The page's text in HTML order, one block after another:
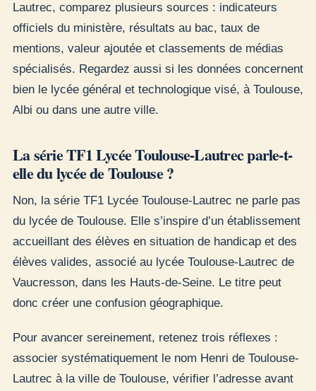
Lautrec, comparez plusieurs sources : indicateurs
officiels du ministère, résultats au bac, taux de
mentions, valeur ajoutée et classements de médias
spécialisés. Regardez aussi si les données concernent
bien le lycée général et technologique visé, à Toulouse,
Albi ou dans une autre ville.
La série TF1 Lycée Toulouse-Lautrec parle-t-
elle du lycée de Toulouse ?
Non, la série TF1 Lycée Toulouse-Lautrec ne parle pas
du lycée de Toulouse. Elle s’inspire d’un établissement
accueillant des élèves en situation de handicap et des
élèves valides, associé au lycée Toulouse-Lautrec de
Vaucresson, dans les Hauts-de-Seine. Le titre peut
donc créer une confusion géographique.
Pour avancer sereinement, retenez trois réflexes :
associer systématiquement le nom Henri de Toulouse-
Lautrec à la ville de Toulouse, vérifier l’adresse avant